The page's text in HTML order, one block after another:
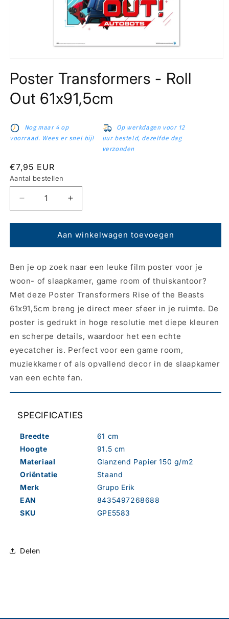
openen
in
modaal
Poster Transformers - Roll
Out 61x91,5cm
Nog maar 4 op
voorraad. Wees er snel bij!
Op werkdagen voor 12
uur besteld, dezelfde dag
verzonden
Normale
prijs
€7,95 EUR
Aantal bestellen
Aantal
verlagen
voor
Transformers
Roll
Out
61x91,5cm
Aantal
verhogen
voor
Poster
Transformers
Roll
Out
61x91,5cm
Aan winkelwagen toevoegen
Ben je op zoek naar een leuke film poster voor je
woon- of slaapkamer, game room of thuiskantoor?
Met deze Poster Transformers Rise of the Beasts
61x91,5cm breng je direct meer sfeer in je ruimte. De
poster is gedrukt in hoge resolutie met diepe kleuren
en scherpe details, waardoor het een echte
eyecatcher is. Perfect voor een game room,
muziekkamer of als opvallend decor in de slaapkamer
van een echte fan.
SPECIFICATIES
Breedte
61 cm
Hoogte
91.5 cm
Materiaal
Glanzend Papier 150 g/m2
Oriëntatie
Staand
Merk
Grupo Erik
EAN
8435497268688
SKU
GPE5583
Delen